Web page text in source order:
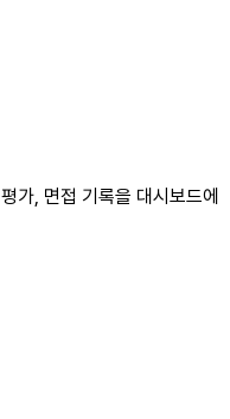
가, 면접 기록을 대시보드에